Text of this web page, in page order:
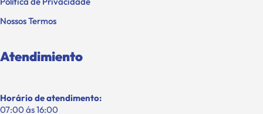
Nossos Termos
Atendimiento
Horário de atendimento:
07:00 ás 16:00